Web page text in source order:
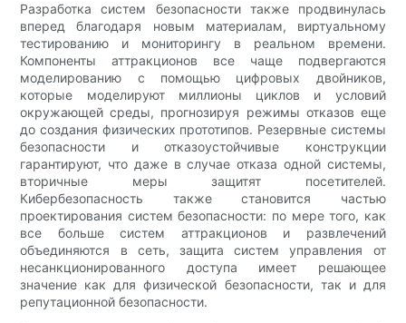
Разработка систем безопасности также продвинулась
вперед благодаря новым материалам, виртуальному
тестированию и мониторингу в реальном времени.
Компоненты аттракционов все чаще подвергаются
моделированию с помощью цифровых двойников,
которые моделируют миллионы циклов и условий
окружающей среды, прогнозируя режимы отказов еще
до создания физических прототипов. Резервные системы
безопасности и отказоустойчивые конструкции
гарантируют, что даже в случае отказа одной системы,
вторичные меры защитят посетителей.
Кибербезопасность также становится частью
проектирования систем безопасности: по мере того, как
все больше систем аттракционов и развлечений
объединяются в сеть, защита систем управления от
несанкционированного доступа имеет решающее
значение как для физической безопасности, так и для
репутационной безопасности.